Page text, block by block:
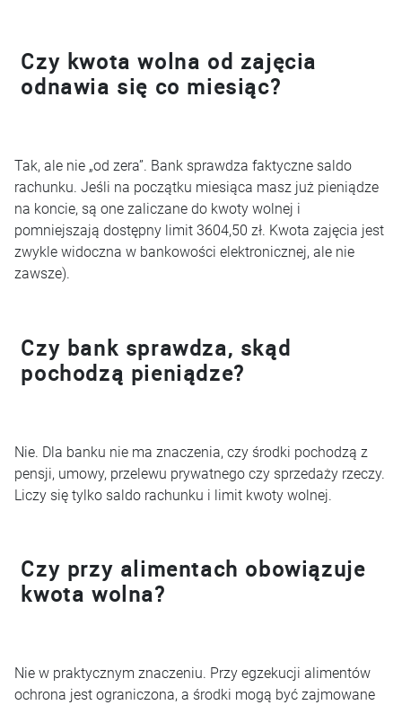
Czy kwota wolna od zajęcia
odnawia się co miesiąc?
Tak, ale nie „od zera”. Bank sprawdza faktyczne saldo
rachunku. Jeśli na początku miesiąca masz już pieniądze
na koncie, są one zaliczane do kwoty wolnej i
pomniejszają dostępny limit 3604,50 zł. Kwota zajęcia jest
zwykle widoczna w bankowości elektronicznej, ale nie
zawsze).
Czy bank sprawdza, skąd
pochodzą pieniądze?
Nie. Dla banku nie ma znaczenia, czy środki pochodzą z
pensji, umowy, przelewu prywatnego czy sprzedaży rzeczy.
Liczy się tylko saldo rachunku i limit kwoty wolnej.
Czy przy alimentach obowiązuje
kwota wolna?
Nie w praktycznym znaczeniu. Przy egzekucji alimentów
ochrona jest ograniczona, a środki mogą być zajmowane